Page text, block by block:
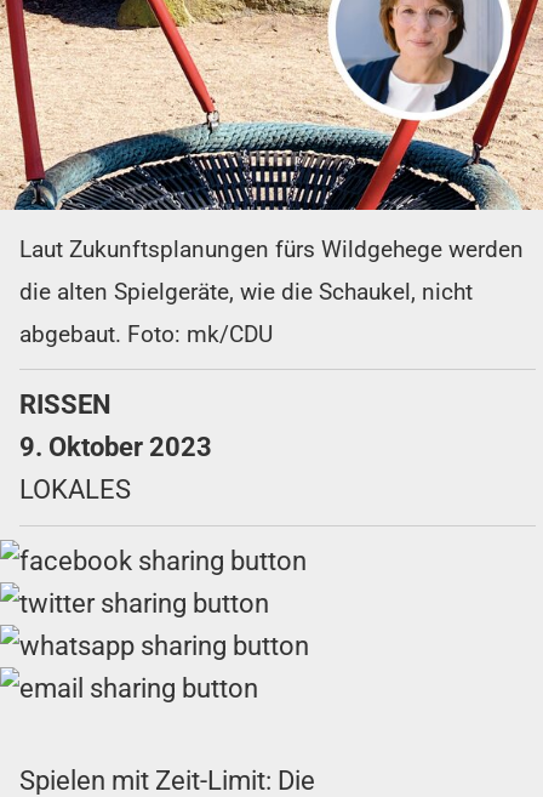
Laut Zukunftsplanungen fürs Wildgehege werden
die alten Spielgeräte, wie die Schaukel, nicht
abgebaut. Foto: mk/CDU
RISSEN
9. Oktober 2023
LOKALES
Spielen mit Zeit-Limit: Die